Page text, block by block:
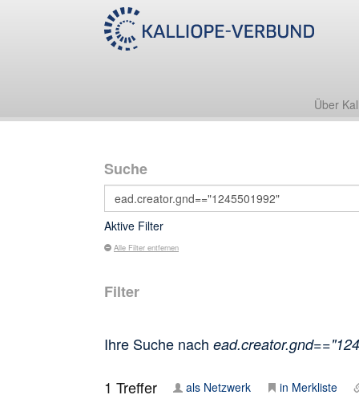
Über
Suche
Aktive Filter
Alle Filter entfernen
Filter
Ihre Suche nach
1 Treffer als Netzwerk in Merkliste